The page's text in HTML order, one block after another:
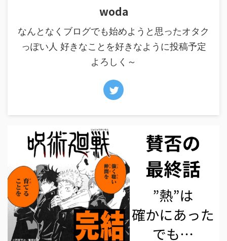
woda
なんとなくブログでも始めようと思ったオタク
っぽい人 好きなことを好きなように投稿予定
よろしく～